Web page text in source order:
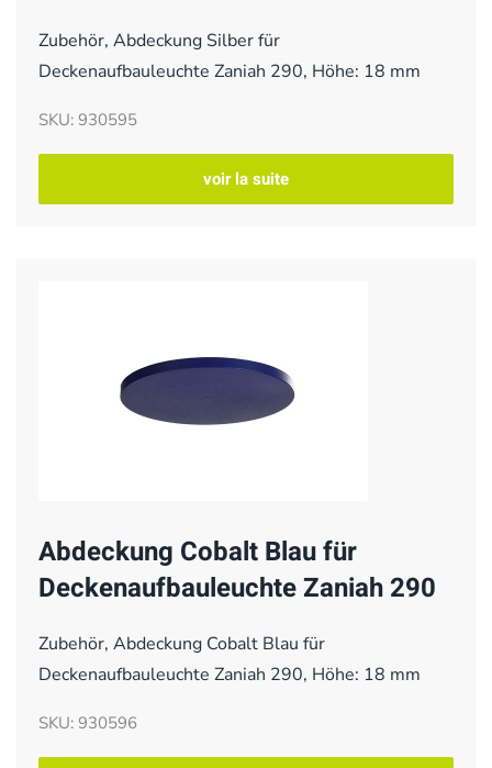
Zubehör, Abdeckung Silber für
Deckenaufbauleuchte Zaniah 290, Höhe: 18 mm
SKU: 930595
voir la suite
Abdeckung Cobalt Blau für
Deckenaufbauleuchte Zaniah 290
Zubehör, Abdeckung Cobalt Blau für
Deckenaufbauleuchte Zaniah 290, Höhe: 18 mm
SKU: 930596